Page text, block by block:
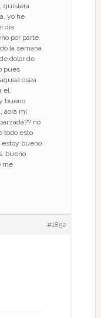
quisiera
yo he
dia
por parte
la semana
dolor de
pues
osea
el
bueno
aora mi
no
todo esto
estoy bueno
bueno
me
#1852